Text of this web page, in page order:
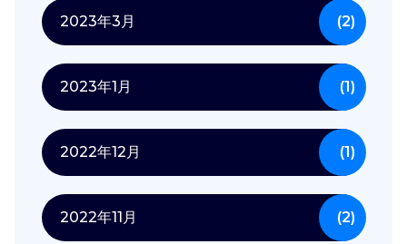
2023年3月 (2)
2023年1月 (1)
2022年12月 (1)
2022年11月 (2)